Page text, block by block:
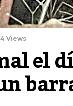
Views
el